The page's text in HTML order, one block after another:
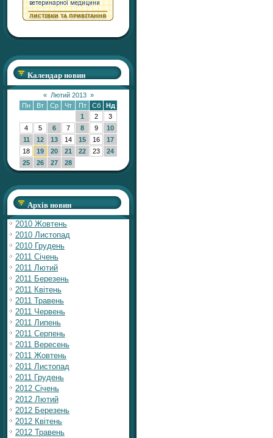
Календар новин
« Лютий 2013 »
Пн
Вт Ср Чт Пт Сб
Нд
1
2
3
4
5 6 7 8 9
10
11
12 13 14 15 16
17
18
19 20 21 22 23
24
25
26 27 28
Архів новин
2010 Жовтень
2010 Листопад
2010 Грудень
2011 Січень
2011 Лютий
2011 Березень
2011 Квітень
2011 Травень
2011 Червень
2011 Липень
2011 Серпень
2011 Вересень
2011 Жовтень
2011 Листопад
2011 Грудень
2012 Січень
2012 Лютий
2012 Березень
2012 Квітень
2012 Травень